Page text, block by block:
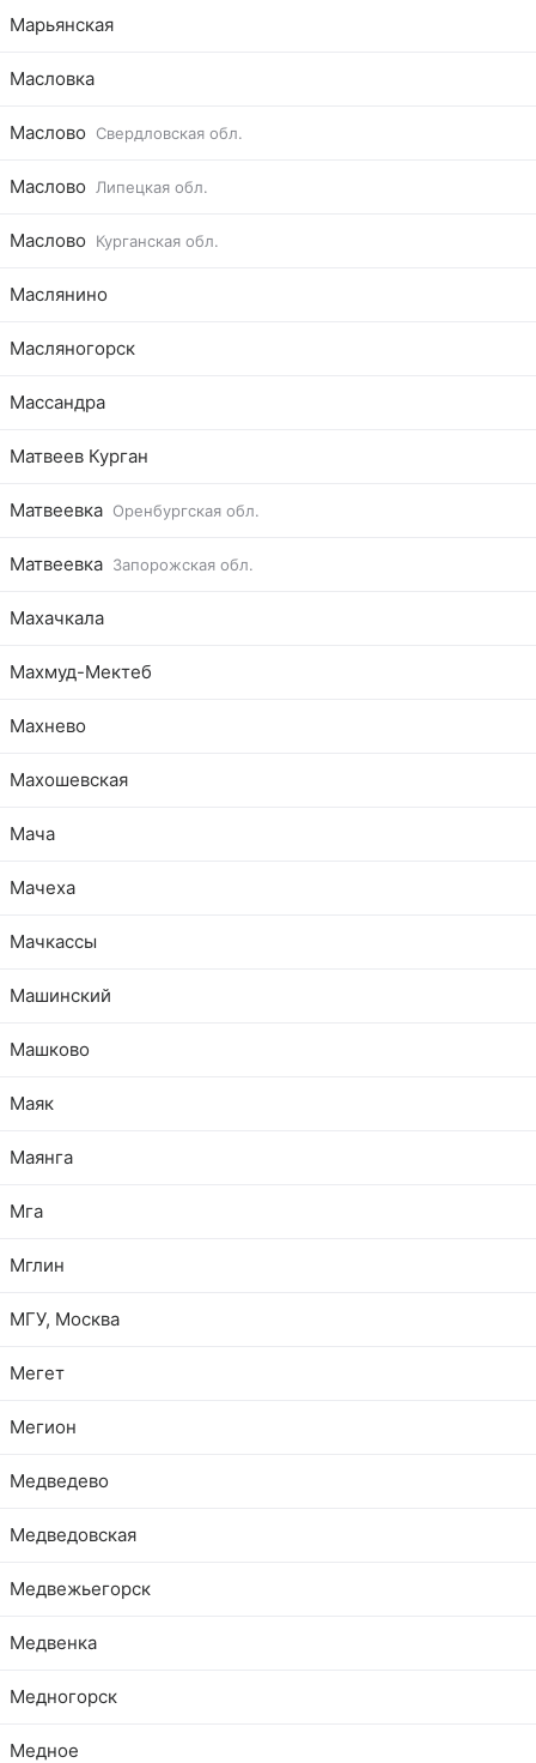
Марьянская
Масловка
Маслово Свердловская обл.
Маслово Липецкая обл.
Маслово Курганская обл.
Маслянино
Масляногорск
Массандра
Матвеев Курган
Матвеевка Оренбургская обл.
Матвеевка Запорожская обл.
Махачкала
Махмуд-Мектеб
Махнево
Махошевская
Мача
Мачеха
Мачкассы
Машинский
Машково
Маяк
Маянга
Мга
Мглин
МГУ, Москва
Мегет
Мегион
Медведево
Медведовская
Медвежьегорск
Медвенка
Медногорск
Медное